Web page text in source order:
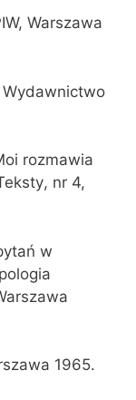
Warszawa
rozmawia
nr 4,
w
1965.